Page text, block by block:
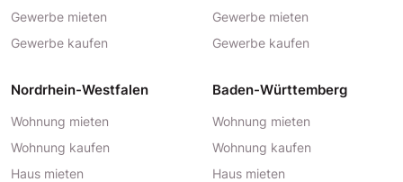
Gewerbe mieten
Gewerbe kaufen
Gewerbe mieten
Gewerbe kaufen
Nordrhein-Westfalen
Wohnung mieten
Wohnung kaufen
Haus mieten
Baden-Württemberg
Wohnung mieten
Wohnung kaufen
Haus mieten